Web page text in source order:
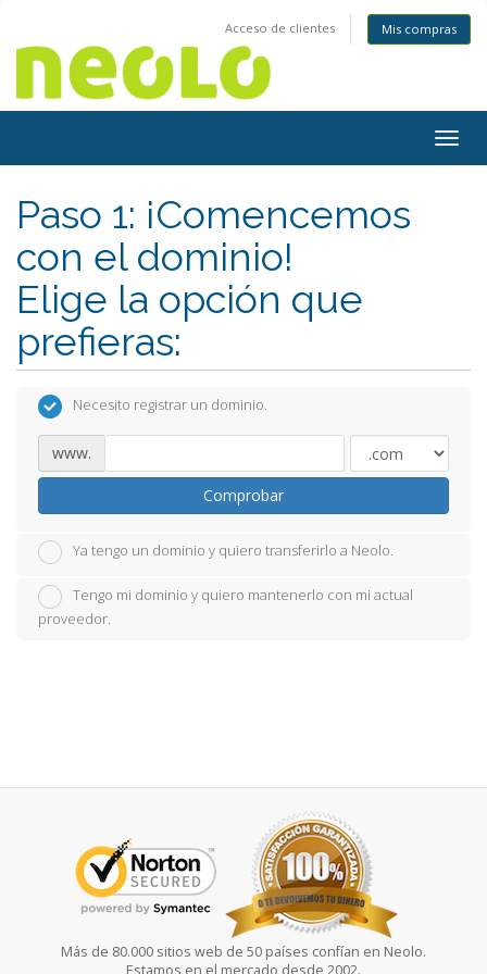
Acceso de clientes Mis compras
Paso 1: ¡Comencemos
con el dominio!
Elige la opción que
prefieras:
Necesito registrar un dominio.
www.
Comprobar
Ya tengo un dominio y quiero transferirlo a Neolo.
Tengo mi dominio y quiero mantenerlo con mi actual
proveedor.
Más de 80.000 sitios web de 50 países confían en Neolo.
Estamos en el mercado desde 2002.